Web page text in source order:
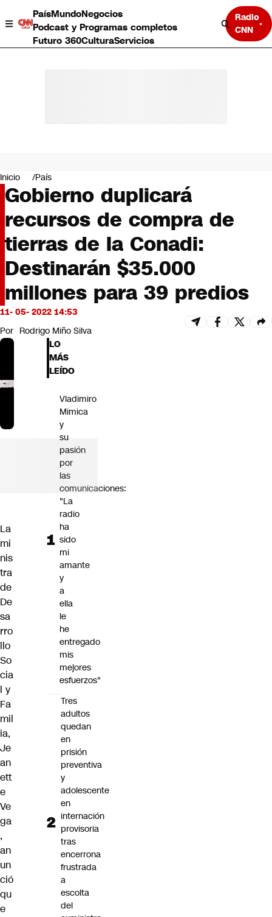
PaísMundoNegocios
Podcast y Programas completos
Futuro 360CulturaServicios
Radio
CNN
Negocios
Deportes
Programas completos
Cultura
Servicios
Bits
CNN tiempo
Futuro 360
Opinión
Inicio País
Gobierno duplicará
recursos de compra de
tierras de la Conadi:
Destinarán $35.000
millones para 39 predios
11- 05- 2022 14:53
Por Rodrigo Miño Silva
La
mi
nis
tra
de
De
sa
rro
llo
So
cia
l y
Fa
mil
ia,
Je
an
ett
e
Ve
ga
,
an
un
ció
qu
e
LO
MÁS
LEÍDO
Vladimiro
Mimica
y
su
pasión
por
las
comunicaciones:
"La
radio
ha
sido
mi
amante
y
a
ella
le
he
entregado
mis
mejores
esfuerzos"
Tres
adultos
quedan
en
prisión
preventiva
y
adolescente
en
internación
provisoria
tras
encerrona
frustrada
a
escolta
del